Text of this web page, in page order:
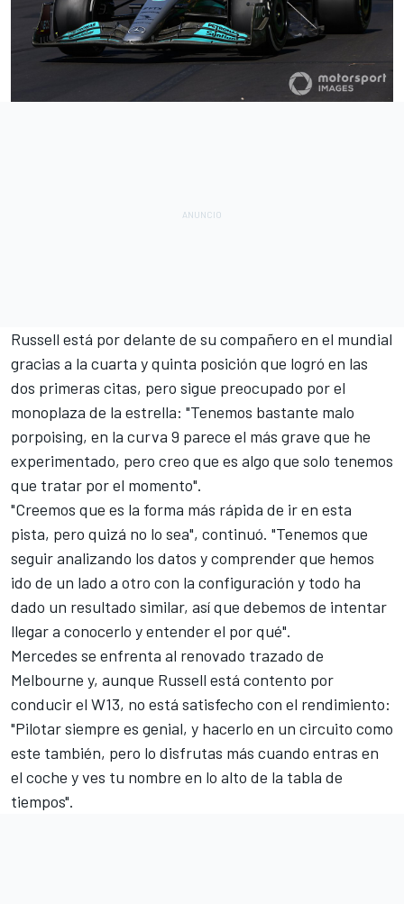
Russell está por delante de su compañero en el mundial
gracias a la cuarta y quinta posición que logró en las
dos primeras citas, pero sigue preocupado por el
monoplaza de la estrella: "Tenemos bastante malo
porpoising, en la curva 9 parece el más grave que he
experimentado, pero creo que es algo que solo tenemos
que tratar por el momento".
"Creemos que es la forma más rápida de ir en esta
pista, pero quizá no lo sea", continuó. "Tenemos que
seguir analizando los datos y comprender que hemos
ido de un lado a otro con la configuración y todo ha
dado un resultado similar, así que debemos de intentar
llegar a conocerlo y entender el por qué".
Mercedes se enfrenta al renovado trazado de
Melbourne y, aunque Russell está contento por
conducir el W13, no está satisfecho con el rendimiento:
"Pilotar siempre es genial, y hacerlo en un circuito como
este también, pero lo disfrutas más cuando entras en
el coche y ves tu nombre en lo alto de la tabla de
tiempos".